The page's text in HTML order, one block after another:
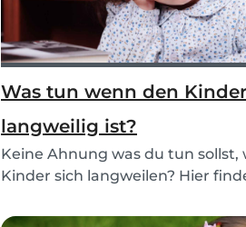
Was tun wenn den
langweilig ist?
Keine Ahnung was du tun sollst,
Kinder sich langweilen? Hier